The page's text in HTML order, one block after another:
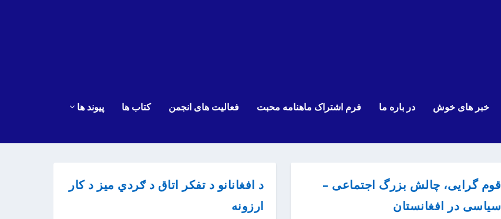
خبر های خوش در باره ما فرم اشتراک ماهنامه محبت فعالیت های انجمن کتاب ها پیوند ها
د افغانانو د تفکر اتاق د ګردي میز د کار
ارزونه
قوم گرایی، چالش بزرگ اجتماعی –
سیاسی در افغانستان